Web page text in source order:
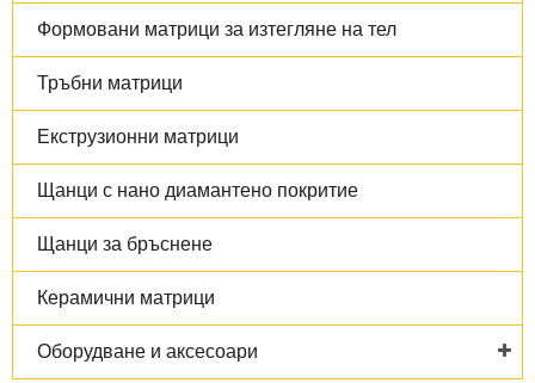
Формовани матрици за изтегляне на тел
Тръбни матрици
Екструзионни матрици
Щанци с нано диамантено покритие
Щанци за бръснене
Керамични матрици
Оборудване и аксесоари